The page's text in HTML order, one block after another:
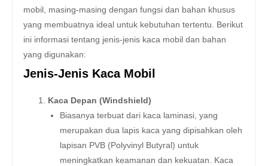
mobil, masing-masing dengan fungsi dan bahan khusus
yang membuatnya ideal untuk kebutuhan tertentu. Berikut
ini informasi tentang jenis-jenis kaca mobil dan bahan
yang digunakan:
Jenis-Jenis Kaca Mobil
Kaca Depan (Windshield)
Biasanya terbuat dari kaca laminasi, yang
merupakan dua lapis kaca yang dipisahkan oleh
lapisan PVB (Polyvinyl Butyral) untuk
meningkatkan keamanan dan kekuatan. Kaca